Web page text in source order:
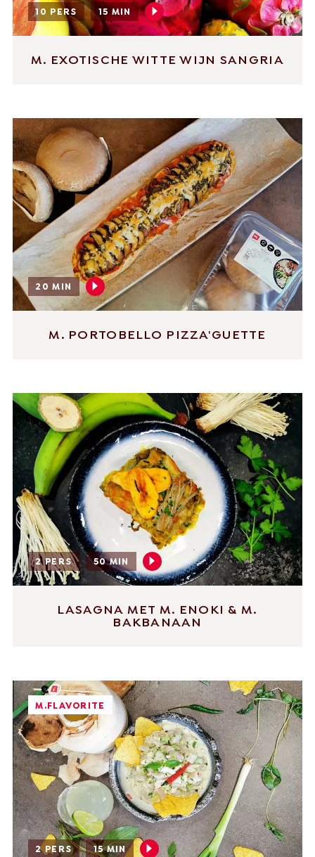
10 PERS 15 MIN
M. EXOTISCHE WITTE WIJN SANGRIA
20 MIN
M. PORTOBELLO PIZZA'GUETTE
2 PERS 50 MIN
LASAGNA MET M. ENOKI & M.
BAKBANAAN
M.FLAVORITE
2 PERS 15 MIN